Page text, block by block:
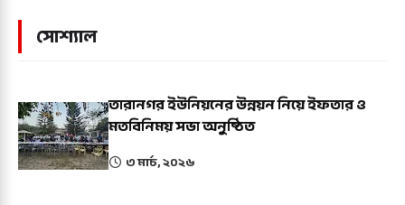
সোশ্যাল
তারানগর ইউনিয়নের উন্নয়ন নিয়ে ইফতার ও
মতবিনিময় সভা অনুষ্ঠিত
৩ মার্চ, ২০২৬